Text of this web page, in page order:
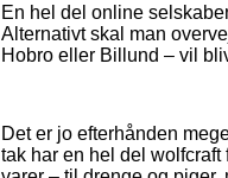
En hel del online
Alternativt skal man
Hobro eller Billund – vil
Det er jo efterhånden
tak har en hel del